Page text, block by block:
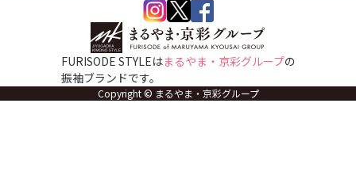
FURISODE STYLEはまるやま・京彩グループの
振袖ブランドです。
Copyright © まるやま・京彩グループ